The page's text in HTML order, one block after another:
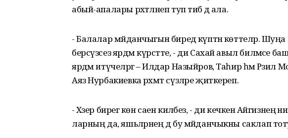
абый-апалары рәхәт­ләнеп туп тибә дә ала.
- Балалар мәйданчыгын биредә күптән көттеләр.
берсүзсез ярдәм күрсәтте, - ди Сахай авыл биләмәсе
ярдәм итүчеләргә – Илдар Назыйров, Таһир һәм Рәзил
Аяз Нурбакиевка рәхмәт сүзләре җиткереп.
- Хәзер бирегә көн саен киләбез, - ди кечкенә
ларның да, яшь­ләрнең дә бу мәйданчыкны саклап